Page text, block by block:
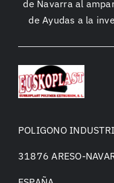
de Navarra al
de Ayudas a la
POLIGONO
31876 ARESO-